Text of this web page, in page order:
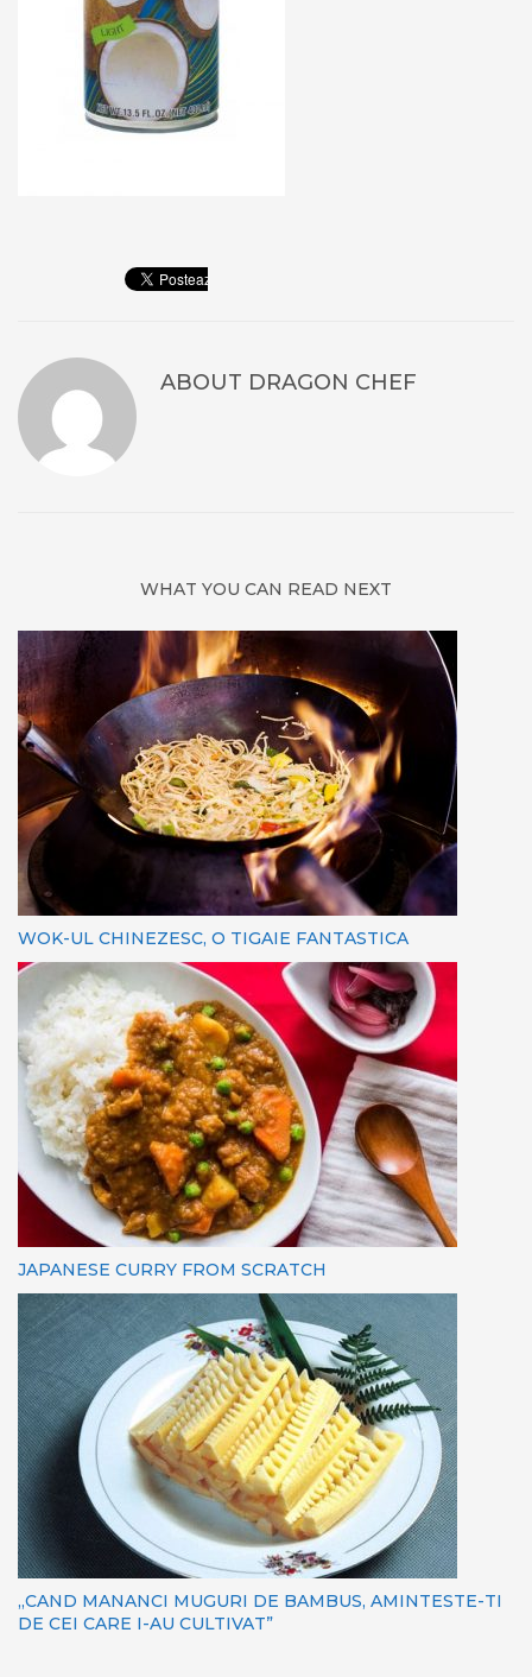
ABOUT DRAGON CHEF
WHAT YOU CAN READ NEXT
WOK-UL CHINEZESC, O TIGAIE FANTASTICA
JAPANESE CURRY FROM SCRATCH
„CAND MANANCI MUGURI DE BAMBUS, AMINTESTE-TI
DE CEI CARE I-AU CULTIVAT”